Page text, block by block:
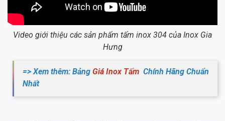
Video giới thiệu các sản phẩm tấm inox 304 của Inox Gia
Hưng
=> Xem thêm: Bảng Giá Inox Tấm Chính Hãng Chuẩn
Nhất